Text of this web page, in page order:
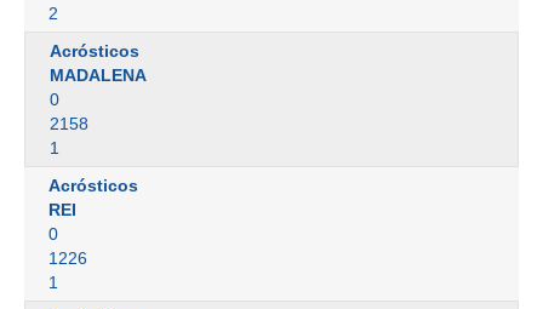
2
Acrósticos
MADALENA
0
2158
1
Acrósticos
REI
0
1226
1